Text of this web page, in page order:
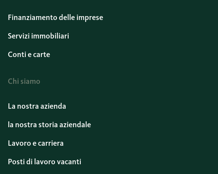
Finanziamento delle imprese
Servizi immobiliari
Conti e carte
Chi siamo
La nostra azienda
la nostra storia aziendale
Lavoro e carriera
Posti di lavoro vacanti